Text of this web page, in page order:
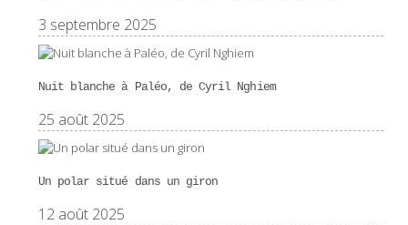
3 septembre 2025
Nuit blanche à Paléo, de Cyril Nghiem
25 août 2025
Un polar situé dans un giron
12 août 2025